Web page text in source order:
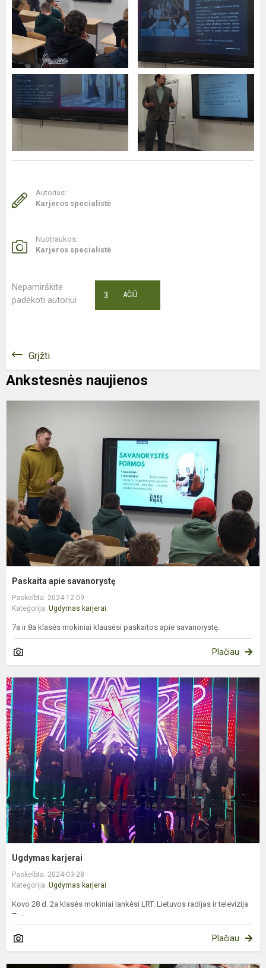
Autorius:
Karjeros specialistė
Nuotraukos:
Karjeros specialistė
Nepamirškite
padėkoti autoriui
AČIŪ
3
Grįžti
Ankstesnės naujienos
Paskaita apie savanorystę
Paskelbta: 2024-12-09
Kategorija: Ugdymas karjerai
7a ir 8a klasės mokiniai klausėsi paskaitos apie savanorystę.
Plačiau
Ugdymas karjerai
Paskelbta: 2024-03-28
Kategorija: Ugdymas karjerai
Kovo 28 d. 2a klasės mokiniai lankėsi LRT. Lietuvos radijas ir televizija
– ...
Plačiau